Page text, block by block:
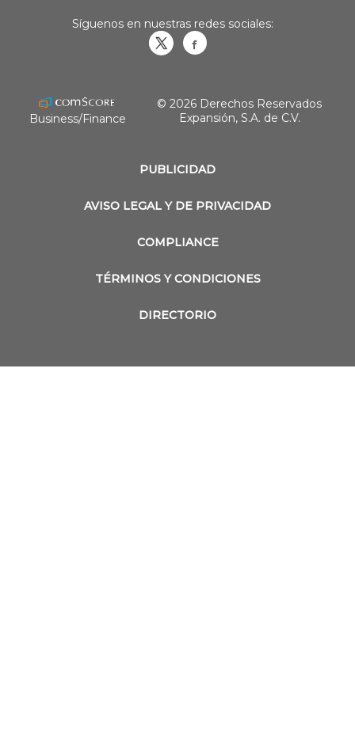
PUBLICIDAD
AVISO LEGAL Y DE PRIVACIDAD
COMPLIANCE
TÉRMINOS Y CONDICIONES
DIRECTORIO
Síguenos en nuestras redes sociales:
Business/Finance
© 2026 Derechos Reservados
Expansión, S.A. de C.V.